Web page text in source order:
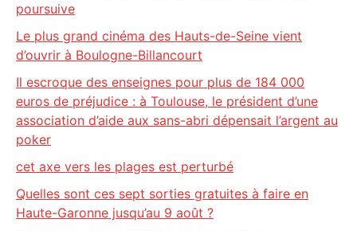
poursuive
Le plus grand cinéma des Hauts-de-Seine vient
d’ouvrir à Boulogne-Billancourt
Il escroque des enseignes pour plus de 184 000
euros de préjudice : à Toulouse, le président d’une
association d’aide aux sans-abri dépensait l’argent au
poker
cet axe vers les plages est perturbé
Quelles sont ces sept sorties gratuites à faire en
Haute-Garonne jusqu’au 9 août ?